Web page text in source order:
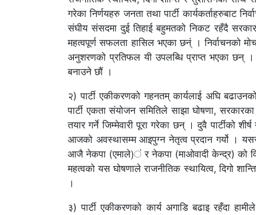
गरेका निर्णयहरु जनता तथा पार्टी कार्यकर्ताहरुबाट
संघीय संसदमा दुई तिहाई बहुमतको निकट रहँदै
महत्वपूर्ण सफलता हासिल भएका छन्ं । निर्वाचनको
अनुशरणको प्रतिफल यी उपलब्धि प्राप्त भएका छन् ।
बनाउने छौं ।
२) पार्टी एकीकरणको गहनतम् कार्यलाई अघि
पार्टी एकता संयोजन समितिले साझा घोषणा,
तयार गर्ने जिम्मेवारी पूरा गरेका छन् । दुवै पार्टीको
आजको अवस्थासम्म आइपुग्न नेतृत्व प्रदान गर्यो ।
आजै नेकपा (एमाले)ं र नेकपा (माओवादी केन्द्र) को
महत्वको यस घोषणाले राजनीतिक स्थायित्व, दिगो
।
३) पार्टी एकीकरणको कार्य अगाडि बढाइ रहँदा